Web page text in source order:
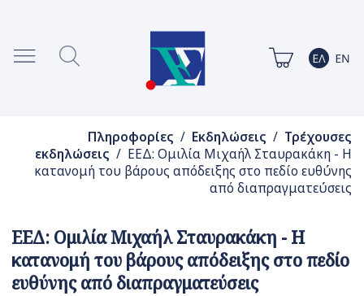
Πληροφορίες / Εκδηλώσεις / Τρέχουσες
εκδηλώσεις / ΕΕΔ: Ομιλία Μιχαήλ Σταυρακάκη - Η
κατανομή του βάρους απόδειξης στο πεδίο ευθύνης
από διαπραγματεύσεις
ΕΕΔ: Ομιλία Μιχαήλ Σταυρακάκη - Η
κατανομή του βάρους απόδειξης στο πεδίο
ευθύνης από διαπραγματεύσεις